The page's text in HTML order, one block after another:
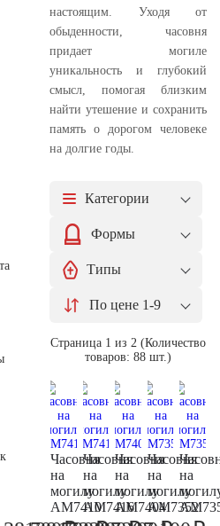
настоящим. Уходя от
обыденности, часовня
придает могиле
уникальность и глубокий
смысл, помогая близким
найти утешение и сохранить
память о дорогом человеке
на долгие годы.
Категории
Формы
Типы
По цене 1-9
Страница 1 из 2 (Количество
товаров: 88 шт.)
Часовня
на
могилу
AM7410
Часовня
на
могилу
AM7416
Часовня
на
могилу
AM7404
Часовня
на
могилу
AM7352
на